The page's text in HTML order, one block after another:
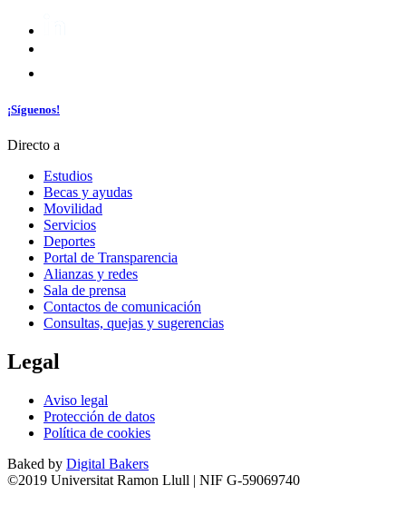
¡Síguenos!
Directo a
Estudios
Becas y ayudas
Movilidad
Servicios
Deportes
Portal de Transparencia
Alianzas y redes
Sala de prensa
Contactos de comunicación
Consultas, quejas y sugerencias
Legal
Aviso legal
Protección de datos
Política de cookies
Baked by Digital Bakers
©2019 Universitat Ramon Llull | NIF G-59069740